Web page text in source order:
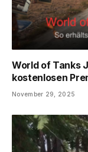
World of Tanks
kostenlosen
November 29, 2025